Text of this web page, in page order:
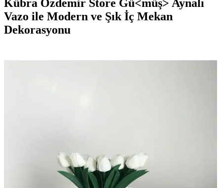
Kübra Özdemir Store Gü<müş> Aynalı
Vazo ile Modern ve Şık İç Mekan
Dekorasyonu